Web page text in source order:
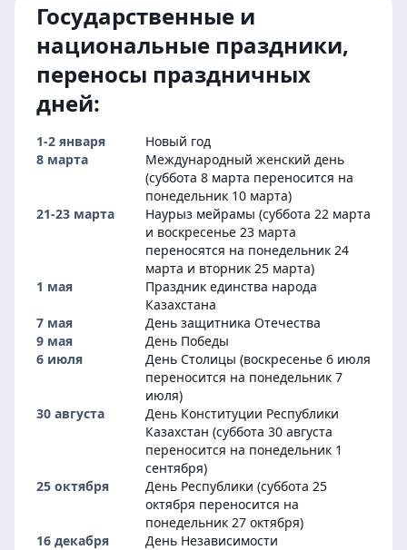
Государственные и
национальные праздники,
переносы праздничных
дней:
1-2 января
Новый год
8 марта
Международный женский день
(суббота 8 марта переносится на
понедельник 10 марта)
21-23 марта
Наурыз мейрамы (суббота 22 марта
и воскресенье 23 марта
переносятся на понедельник 24
марта и вторник 25 марта)
1 мая
Праздник единства народа
Казахстана
7 мая
День защитника Отечества
9 мая
День Победы
6 июля
День Столицы (воскресенье 6 июля
переносится на понедельник 7
июля)
30 августа
День Конституции Республики
Казахстан (суббота 30 августа
переносится на понедельник 1
сентября)
25 октября
День Республики (суббота 25
октября переносится на
понедельник 27 октября)
16 декабря
День Независимости